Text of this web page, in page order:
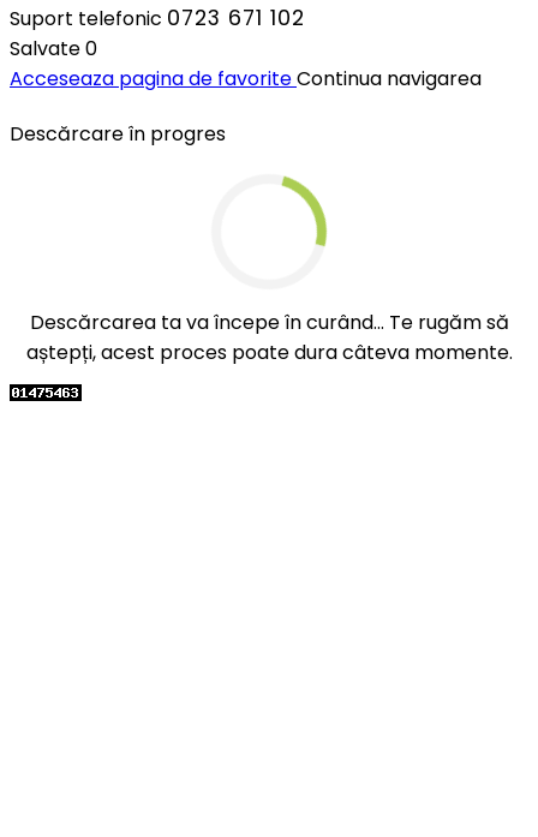
Suport telefonic 0723 671 102
Salvate0
Acceseaza pagina de favoriteContinua navigarea
Descărcare în progres
Descărcarea ta va începe în curând... Te rugăm să
aștepți, acest proces poate dura câteva momente.